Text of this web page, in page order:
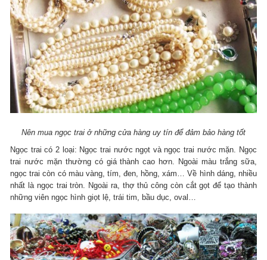
Nên mua ngọc trai ở những cửa hàng uy tín để đảm bảo hàng tốt
Ngọc trai có 2 loại: Ngọc trai nước ngọt và ngọc trai nước mặn. Ngọc
trai nước mặn thường có giá thành cao hơn. Ngoài màu trắng sữa,
ngọc trai còn có màu vàng, tím, đen, hồng, xám… Về hình dáng, nhiều
nhất là ngọc trai tròn. Ngoài ra, thợ thủ công còn cắt gọt để tạo thành
những viên ngọc hình giọt lệ, trái tim, bầu dục, oval…